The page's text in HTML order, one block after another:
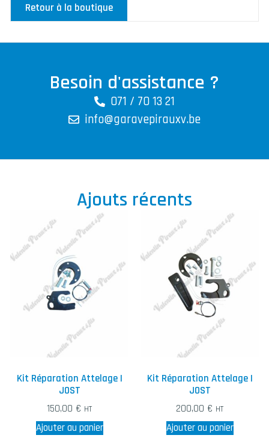
Retour à la boutique
Besoin d'assistance ?
071 / 70 13 21
info@garavepirauxv.be
Ajouts récents
Kit Réparation Attelage |
JOST
150,00 € HT
Ajouter au panier
Kit Réparation Attelage |
JOST
200,00 € HT
Ajouter au panier